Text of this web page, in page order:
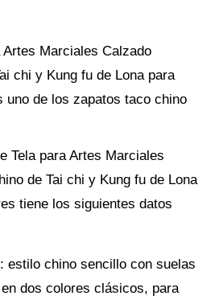
Artes Marciales Calzado
chi y Kung fu de Lona para
uno de los zapatos taco chino
Tela para Artes Marciales
de Tai chi y Kung fu de Lona
tiene los siguientes datos
: estilo chino sencillo con suelas
dos colores clásicos, para